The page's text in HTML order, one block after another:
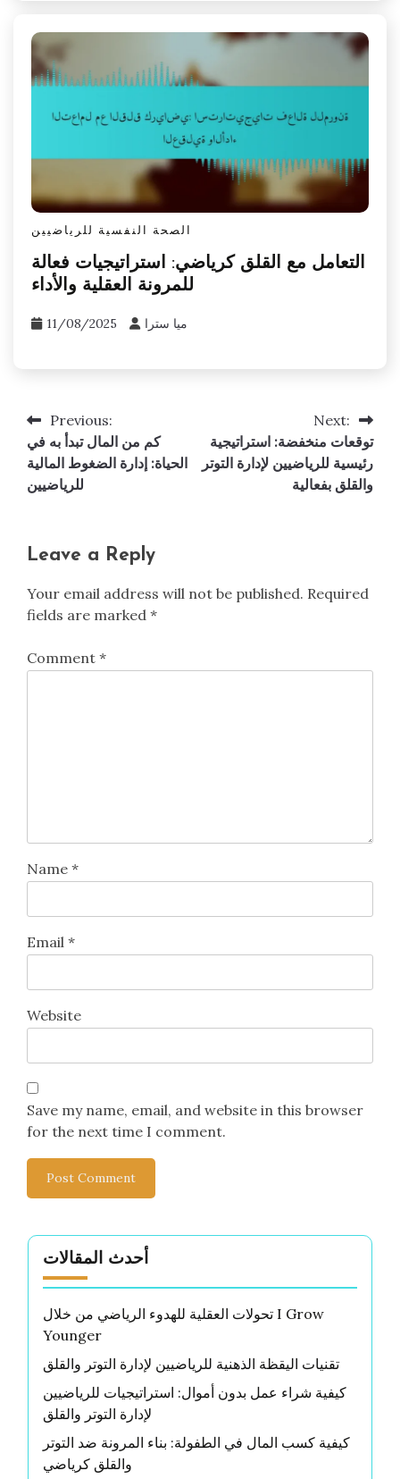
الصحة النفسية للرياضيين
التعامل مع القلق كرياضي: استراتيجيات فعالة
للمرونة العقلية والأداء
11/08/2025 ميا سترا
Post
navigation
Previous:
كم من المال تبدأ به في
الحياة: إدارة الضغوط المالية
للرياضيين
Next:
توقعات منخفضة: استراتيجية
رئيسية للرياضيين لإدارة التوتر
والقلق بفعالية
Leave a Reply
Your email address will not be published. Required
fields are marked *
Comment *
Name *
Email *
Website
Save my name, email, and website in this browser
for the next time I comment.
أحدث المقالات
تحولات العقلية للهدوء الرياضي من خلال I Grow
Younger
تقنيات اليقظة الذهنية للرياضيين لإدارة التوتر والقلق
كيفية شراء عمل بدون أموال: استراتيجيات للرياضيين
لإدارة التوتر والقلق
كيفية كسب المال في الطفولة: بناء المرونة ضد التوتر
والقلق كرياضي